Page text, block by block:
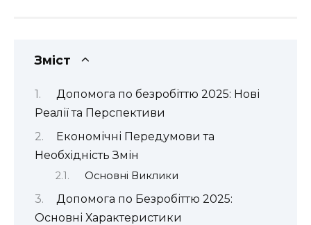
Зміст
Допомога по безробіттю 2025: Нові
Реалії та Перспективи
Економічні Передумови та
Необхідність Змін
Основні Виклики
Допомога по Безробіттю 2025:
Основні Характеристики